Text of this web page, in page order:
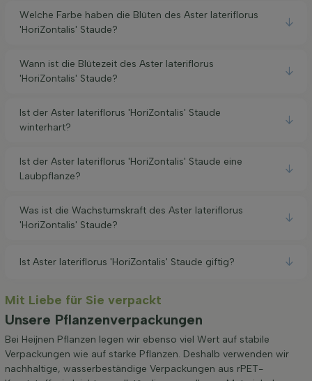
Welche Farbe haben die Blüten des Aster lateriflorus
'HoriZontalis' Staude?
Wann ist die Blütezeit des Aster lateriflorus
'HoriZontalis' Staude?
Ist der Aster lateriflorus 'HoriZontalis' Staude
winterhart?
Ist der Aster lateriflorus 'HoriZontalis' Staude eine
Laubpflanze?
Was ist die Wachstumskraft des Aster lateriflorus
'HoriZontalis' Staude?
Ist Aster lateriflorus 'HoriZontalis' Staude giftig?
Mit Liebe für Sie verpackt
Unsere Pflanzenverpackungen
Bei Heijnen Pflanzen legen wir ebenso viel Wert auf stabile
Verpackungen wie auf starke Pflanzen. Deshalb verwenden wir
nachhaltige, wasserbeständige Verpackungen aus rPET-